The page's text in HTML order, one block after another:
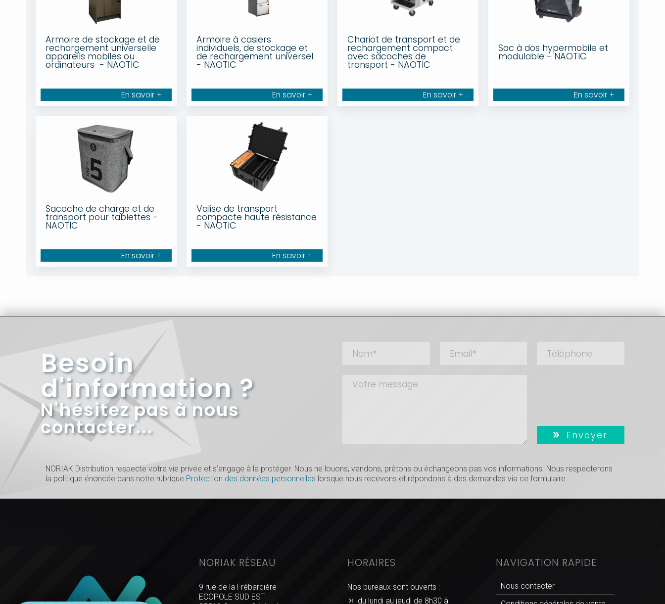
Armoire de stockage et de
rechargement universelle
appareils mobiles ou
ordinateurs - NAOTIC
En savoir +
Armoire à casiers
individuels, de stockage et
de rechargement universel
- NAOTIC
En savoir +
Chariot de transport et de
rechargement compact
avec sacoches de
transport - NAOTIC
En savoir +
Sac à dos hypermobile et
modulable - NAOTIC
En savoir +
Sacoche de charge et de
transport pour tablettes -
NAOTIC
En savoir +
Valise de transport
compacte haute résistance
- NAOTIC
En savoir +
Besoin
d'information ?
N'hésitez pas à nous
contacter... Envoyer
NORIAK Distribution respecte votre vie privée et s’engage à la protéger. Nous ne louons, vendons, prêtons ou échangeons pas vos informations. Nous respecterons
la politique énoncée dans notre rubrique Protection des données personnelles lorsque nous recevons et répondons à des demandes via ce formulaire.
NORIAK RÉSEAU
9 rue de la Frébardière
ECOPOLE SUD EST
HORAIRES
Nos bureaux sont ouverts :
du lundi au jeudi de 8h30 à
NAVIGATION RAPIDE
Nous contacter